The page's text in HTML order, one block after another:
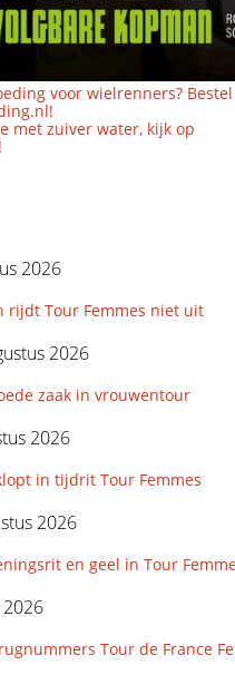
voor wielrenners?
met zuiver water, kijk op
2026
rijdt Tour Femmes niet uit
2026
zaak in vrouwentour
2026
in tijdrit Tour Femmes
2026
en geel in Tour
Tour de France